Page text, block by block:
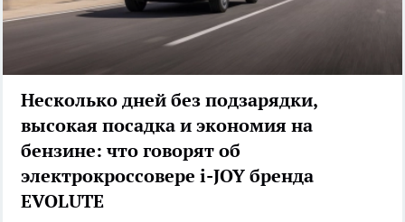
Несколько дней без подзарядки,
высокая посадка и экономия на
бензине: что говорят об
электрокроссовере i-JOY бренда
EVOLUTE